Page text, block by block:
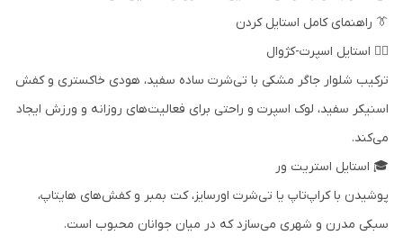
👔 راهنمای کامل استایل کردن
🏃‍♂️ استایل اسپرت-کژوال
ترکیب شلوار جاگر مشکی با تی‌شرت ساده سفید، هودی خاکستری و کفش
اسنیکر سفید، لوک اسپرت و راحتی برای فعالیت‌های روزانه و ورزش ایجاد
می‌کند.
🎓 استایل استریت ور
پوشیدن با کراپ‌تاپ یا تی‌شرت اورسایز، کت بمبر و کفش‌های هایتاپ،
سبکی مدرن و شهری می‌سازد که در میان جوانان محبوب است.